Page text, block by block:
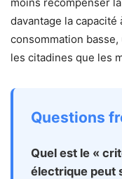
davantage la
consommation
les citadines que les
Questions
Quel est le «
électrique peut